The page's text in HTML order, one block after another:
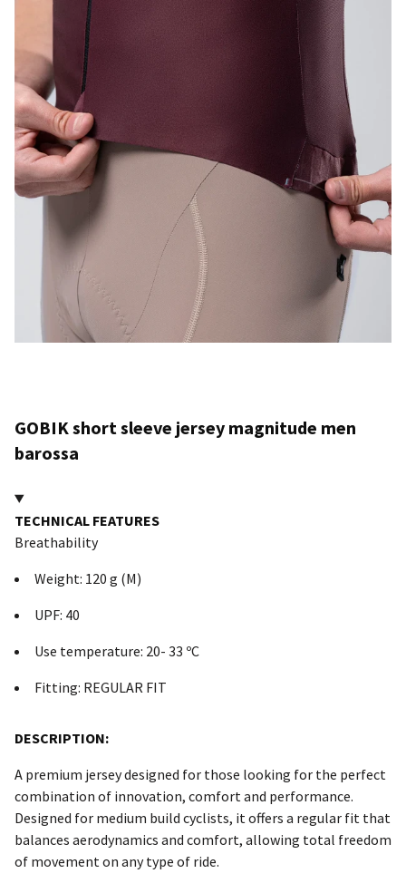
GOBIK short sleeve jersey magnitude men
barossa
TECHNICAL FEATURES
Breathability
Weight: 120 g (M)
UPF: 40
Use temperature: 20- 33 ºC
Fitting: REGULAR FIT
DESCRIPTION:
A premium jersey designed for those looking for the perfect
combination of innovation, comfort and performance.
Designed for medium build cyclists, it offers a regular fit that
balances aerodynamics and comfort, allowing total freedom
of movement on any type of ride.